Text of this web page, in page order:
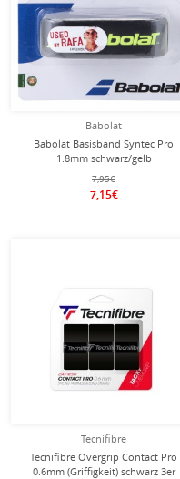
Babolat
Babolat Basisband Syntec Pro
1.8mm schwarz/gelb
7,95€
7,15€
Tecnifibre
Tecnifibre Overgrip Contact Pro
0.6mm (Griffigkeit) schwarz 3er